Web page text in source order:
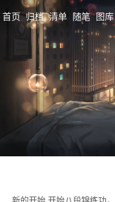
首页 归档 清单
标签
歌单
书单
随笔 图库